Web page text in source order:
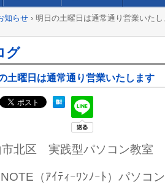
知らせ › 明日の土曜日は通常通り営業いたし
グ
土曜日は通常通り営業いたします
市北区 実践型パソコン教室
（ｱｲﾃｨｰﾜﾝﾉｰﾄ）パソコ